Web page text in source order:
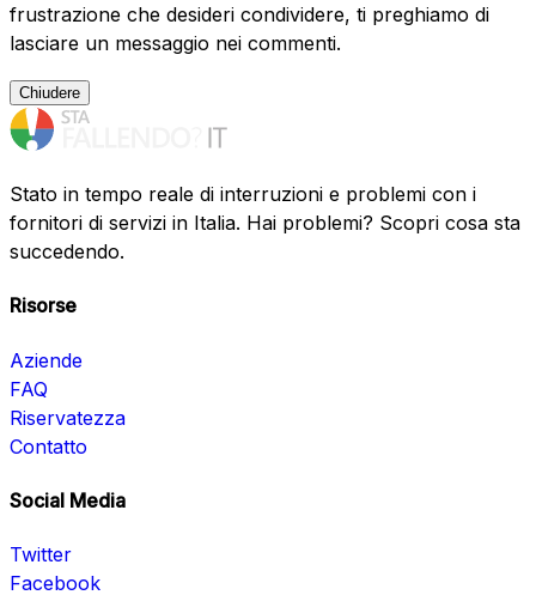
frustrazione che desideri condividere, ti preghiamo di
lasciare un messaggio nei commenti.
Chiudere
Stato in tempo reale di interruzioni e problemi con i
fornitori di servizi in Italia. Hai problemi? Scopri cosa sta
succedendo.
Risorse
Aziende
FAQ
Riservatezza
Contatto
Social Media
Twitter
Facebook